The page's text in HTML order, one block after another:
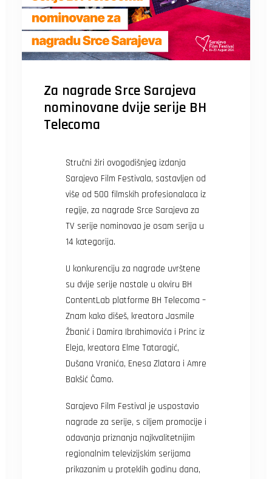
Za nagrade Srce Sarajeva
nominovane dvije serije BH
Telecoma
Stručni žiri ovogodišnjeg izdanja
Sarajevo Film Festivala, sastavljen od
više od 500 filmskih profesionalaca iz
regije, za nagrade Srce Sarajeva za
TV serije nominovao je osam serija u
14 kategorija.
U konkurenciju za nagrade uvrštene
su dvije serije nastale u okviru BH
ContentLab platforme BH Telecoma –
Znam kako dišeš, kreatora Jasmile
Žbanić i Damira Ibrahimovića i Princ iz
Eleja, kreatora Elme Tataragić,
Dušana Vranića, Enesa Zlatara i Amre
Bakšić Čamo.
Sarajevo Film Festival je uspostavio
nagrade za serije, s ciljem promocije i
odavanja priznanja najkvalitetnijim
regionalnim televizijskim serijama
prikazanim u proteklih godinu dana,